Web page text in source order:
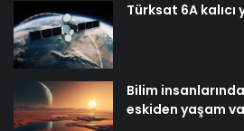
Türksat 6A
Bilim
eskiden yaşam